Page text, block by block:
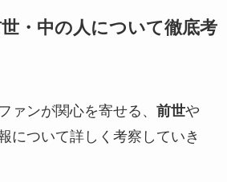
・中の人について徹底考
ァンが関心を寄せる、 前世や
について詳しく考察していき